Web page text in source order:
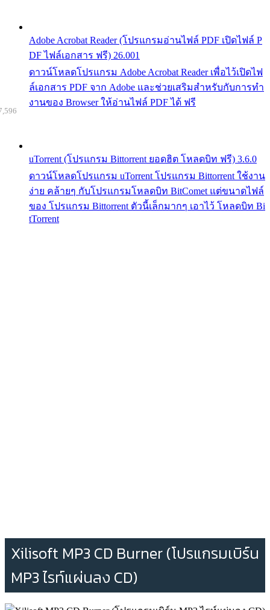
Adobe Acrobat Reader (โปรแกรมอ่านไฟล์ PDF เปิดไฟล์ P
DF ไฟล์เอกสาร ฟรี) 26.001
ดาวน์โหลดโปรแกรม Adobe Acrobat Reader เพื่อไว้เปิดไฟ
ล์เอกสาร PDF จาก Adobe และช่วยเสริมสำหรับกับการทำ
งานของ Browser ให้อ่านไฟล์ PDF ได้ ฟรี
uTorrent (โปรแกรม Bittorrent ยอดฮิต โหลดบิท ฟรี) 3.6.0
ดาวน์โหลดโปรแกรม uTorrent โปรแกรม Bittorrent ใช้งาน
ง่าย คล้ายๆ กับโปรแกรมโหลดบิท BitComet แต่ขนาดไฟล์
ของ โปรแกรม Bittorrent ตัวนี้เล็กมากๆ เอาไว้ โหลดบิท Bi
tTorrent
Xilisoft MP3 CD Burner (โปรแกรมเบิร์น
MP3 ไรท์แผ่นลง CD)